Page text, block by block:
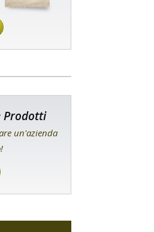
Prodotti
un'azienda